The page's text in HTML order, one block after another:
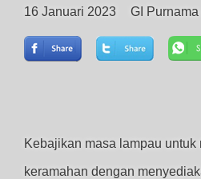
16 Januari 2023 GI Purnama
Kebajikan masa lampau untuk
keramahan dengan